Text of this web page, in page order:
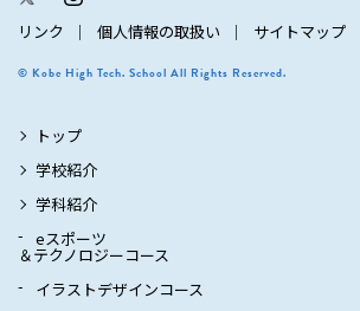
リンク 個人情報の取扱い サイトマップ
© Kobe High Tech. School All Rights Reserved.
トップ
学校紹介
学科紹介
eスポーツ
＆テクノロジーコース
イラストデザインコース